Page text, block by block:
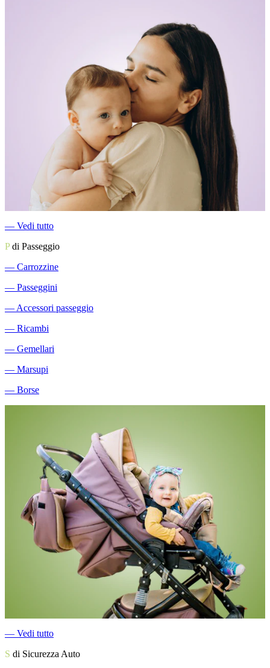
― Vedi tutto
Pdi Passeggio
― Carrozzine
― Passeggini
― Accessori passeggio
― Ricambi
― Gemellari
― Marsupi
― Borse
― Vedi tutto
S di Sicurezza Auto